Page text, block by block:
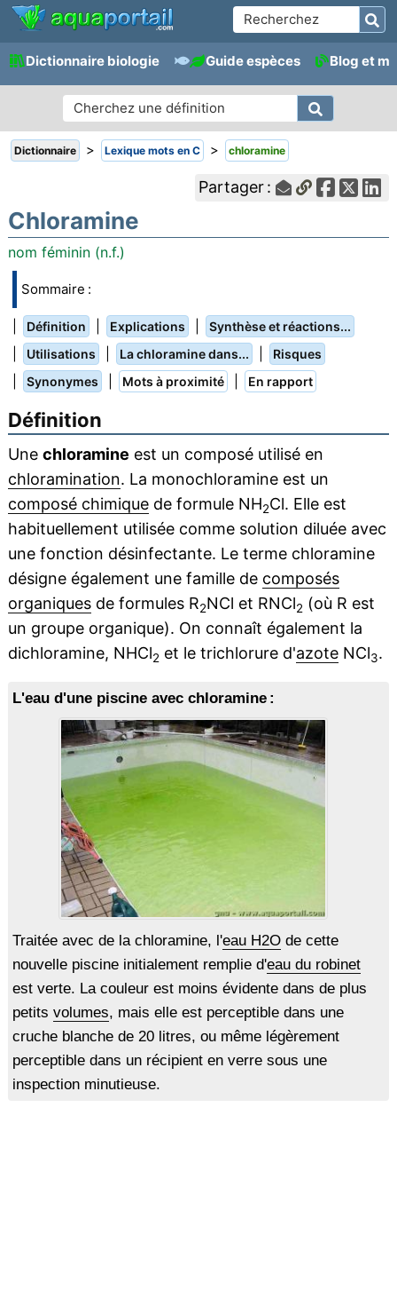
Dictionnaire biologie Guide espèces Blog et
Dictionnaire > Lexique mots en C > chloramine
Partager :
Chloramine
nom féminin (n.f.)
Sommaire :
Définition Explications Synthèse et réactions...
Utilisations La chloramine dans... Risques
Synonymes Mots à proximité En rapport
Définition
Une chloramine est un composé utilisé en
chloramination. La monochloramine est un
composé chimiquede formule NH2Cl. Elle est
habituellement utilisée comme solution diluée avec
une fonction désinfectante. Le terme chloramine
désigne également une famille de composés
organiquesde formules R2NCl et RNCl2 (où R est
un groupe organique). On connaît également la
dichloramine, NHCl2 et le trichlorure d'azoteNCl3.
L'eau d'une piscine avec chloramine :
Traitée avec de la chloramine, l'eau H2Ode cette
nouvelle piscine initialement remplie d'eau du robinet
est verte. La couleur est moins évidente dans de plus
petits volumes, mais elle est perceptible dans une
cruche blanche de 20 litres, ou même légèrement
perceptible dans un récipient en verre sous une
inspection minutieuse.